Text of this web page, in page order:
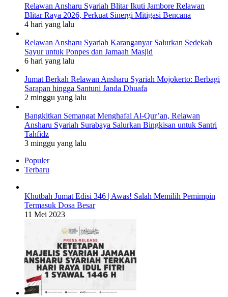
Relawan Ansharu Syariah Blitar Ikuti Jambore Relawan
Blitar Raya 2026, Perkuat Sinergi Mitigasi Bencana
4 hari yang lalu
Relawan Ansharu Syariah Karanganyar Salurkan Sedekah
Sayur untuk Ponpes dan Jamaah Masjid
6 hari yang lalu
Jumat Berkah Relawan Ansharu Syariah Mojokerto: Berbagi
Sarapan hingga Santuni Janda Dhuafa
2 minggu yang lalu
Bangkitkan Semangat Menghafal Al-Qur’an, Relawan
Ansharu Syariah Surabaya Salurkan Bingkisan untuk Santri
Tahfidz
3 minggu yang lalu
Populer
Terbaru
Khutbah Jumat Edisi 346 | Awas! Salah Memilih Pemimpin
Termasuk Dosa Besar
11 Mei 2023